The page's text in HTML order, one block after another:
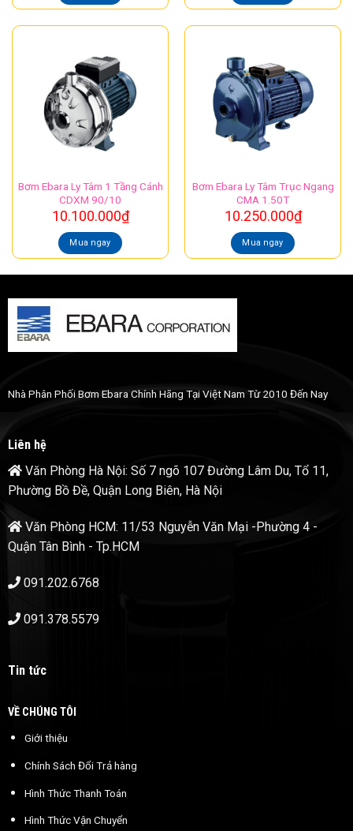
Bơm Ebara Ly Tâm 1 Tầng Cánh
CDXM 90/10
10.100.000₫
Mua ngay
Bơm Ebara Ly Tâm Trục Ngang
CMA 1.50T
10.250.000₫
Mua ngay
Nhà Phân Phối Bơm Ebara Chính Hãng Tại Việt Nam Từ 2010 Đến Nay
Liên hệ
Văn Phòng Hà Nội: Số 7 ngõ 107 Đường Lâm Du, Tổ 11,
Phường Bồ Đề, Quận Long Biên, Hà Nội
Văn Phòng HCM: 11/53 Nguyễn Văn Mại -Phường 4 -
Quận Tân Bình - Tp.HCM
091.202.6768
091.378.5579
Tin tức
VỀ CHÚNG TÔI
Giới thiệu
Chính Sách Đổi Trả hàng
Hình Thức Thanh Toán
Hình Thức Vận Chuyển